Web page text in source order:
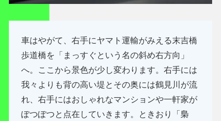
車はやがて、右手にヤマト運輸がみえる末吉橋
歩道橋を「まっすぐという名の斜め右方向」
へ。ここから景色が少し変わります。右手には
我々よりも背の高い堤とその奥には鶴見川が流
れ、右手にはおしゃれなマンションや一軒家が
ぽつぽつと点在していきます。ときおり「梟